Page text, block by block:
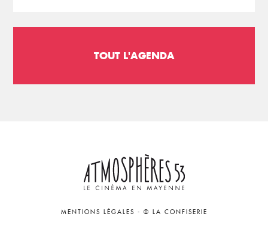
TOUT L'AGENDA
MENTIONS LÉGALES - © LA CONFISERIE